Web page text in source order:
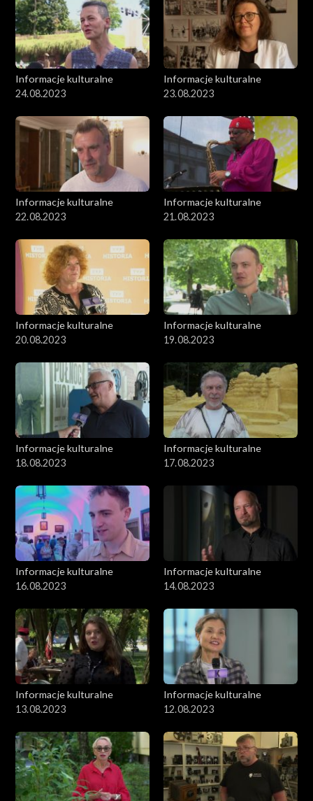
Informacje kulturalne
24.08.2023
Informacje kulturalne
23.08.2023
Informacje kulturalne
22.08.2023
Informacje kulturalne
21.08.2023
Informacje kulturalne
20.08.2023
Informacje kulturalne
19.08.2023
Informacje kulturalne
18.08.2023
Informacje kulturalne
17.08.2023
Informacje kulturalne
16.08.2023
Informacje kulturalne
14.08.2023
Informacje kulturalne
13.08.2023
Informacje kulturalne
12.08.2023